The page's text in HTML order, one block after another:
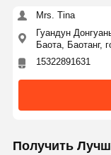
Mrs. Tina
Гуандун
Баота, Баотанг,
15322891631
Получить